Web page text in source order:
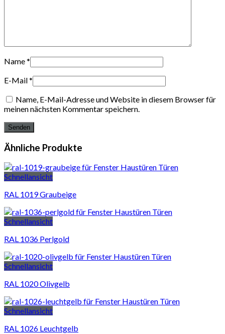
Name*
E-Mail*
Name, E-Mail-Adresse und Website in diesem Browser für
meinen nächsten Kommentar speichern.
Ähnliche Produkte
Schnellansicht
RAL 1019 Graubeige
Schnellansicht
RAL 1036 Perlgold
Schnellansicht
RAL 1020 Olivgelb
Schnellansicht
RAL 1026 Leuchtgelb